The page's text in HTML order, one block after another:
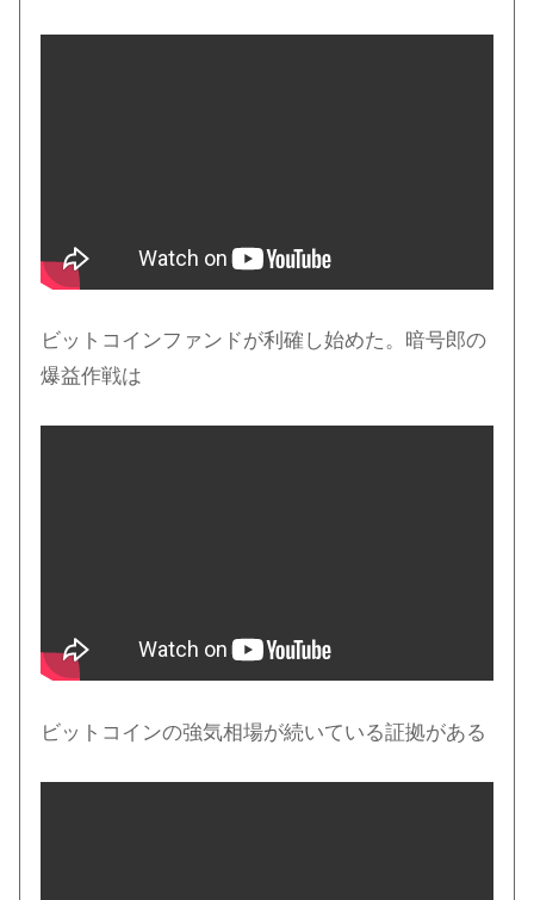
ビットコインファンドが利確し始めた。暗号郎の
爆益作戦は
ビットコインの強気相場が続いている証拠がある